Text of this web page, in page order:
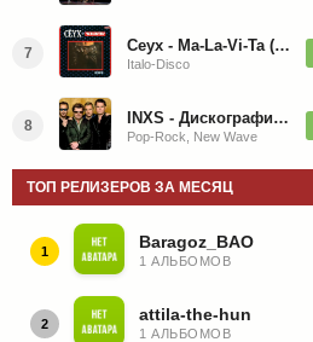
7 Ceyx - Ma-La-Vi-Ta (12'' Maxi-Single)
Italo-Disco
8 INXS - Дискография (1981-2004)
Pop-Rock, New Wave
ТОП РЕЛИЗЕРОВ ЗА МЕСЯЦ
1 Baragoz_BAO
1 АЛЬБОМОВ
2 attila-the-hun
1 АЛЬБОМОВ